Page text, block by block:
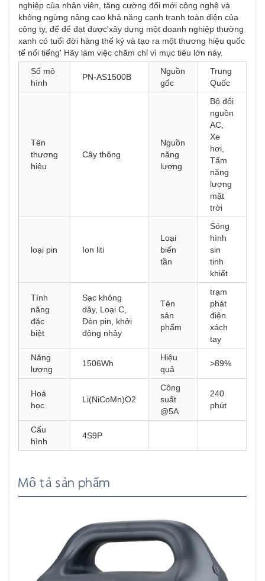
nghiệp của nhân viên, tăng cường đổi mới công nghệ và
không ngừng nâng cao khả năng cạnh tranh toàn diện của
công ty, để để đạt được'xây dựng một doanh nghiệp thường
xanh có tuổi đời hàng thế kỷ và tạo ra một thương hiệu quốc
tế nổi tiếng' Hãy làm việc chăm chỉ vì mục tiêu lớn này.
Số mô
hình
PN-AS1500B
Nguồn
gốc
Trung
Quốc
Tên
thương
hiệu
Cây thông
Nguồn
năng
lượng
Bộ đổi
nguồn
AC,
Xe
hơi,
Tấm
năng
lượng
mặt
trời
loại pin Ion liti
Loại
biến
tần
Sóng
hình
sin
tinh
khiết
Tính
năng
đặc
biệt
Sạc không
dây, Loại C,
Đèn pin, khởi
động nhảy
Tên
sản
phẩm
trạm
phát
điện
xách
tay
Năng
lượng
1506Wh
Hiệu
quả
>89%
Hoá
học
Li(NiCoMn)O2
Công
suất
@5A
240
phút
Cấu
hình
4S9P
Mô tả sản phẩm